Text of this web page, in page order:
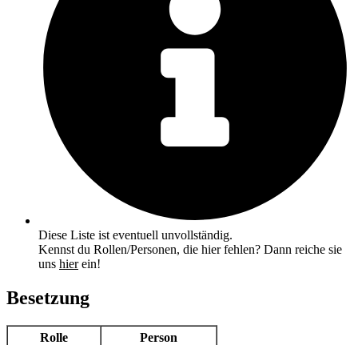
Diese Liste ist eventuell unvollständig.
Kennst du Rollen/Personen, die hier fehlen? Dann reiche sie
uns hierein!
Besetzung
Rolle
Person